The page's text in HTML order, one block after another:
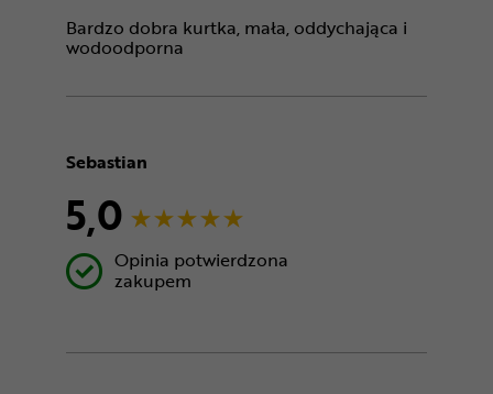
Bardzo dobra kurtka, mała, oddychająca i
wodoodporna
Sebastian
5,0
Opinia potwierdzona
zakupem